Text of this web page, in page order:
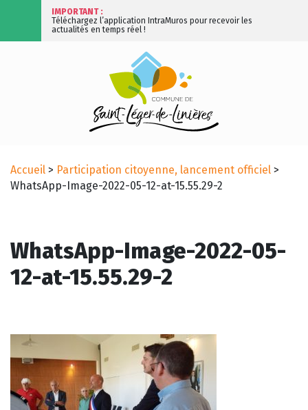
IMPORTANT :
Téléchargez l’application IntraMuros pour recevoir les
actualités en temps réel !
Accueil > Participation citoyenne, lancement officiel >
WhatsApp-Image-2022-05-12-at-15.55.29-2
WhatsApp-Image-2022-05-
12-at-15.55.29-2